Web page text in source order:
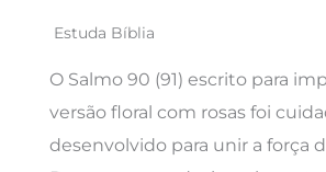
Estuda Bíblia
O Salmo 90 (91) escrito para
versão floral com rosas foi
desenvolvido para unir a força